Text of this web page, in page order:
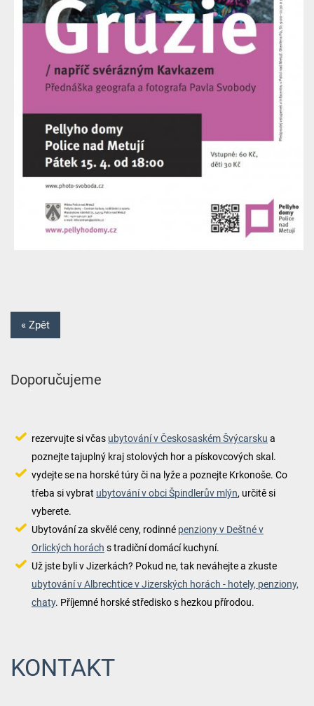
« Zpět
Doporučujeme
rezervujte si včas ubytování v Českosaském Švýcarsku a
poznejte tajuplný kraj stolových hor a pískovcových skal.
vydejte se na horské túry či na lyže a poznejte Krkonoše. Co
třeba si vybrat ubytování v obci Špindlerův mlýn, určitě si
vyberete.
Ubytování za skvělé ceny, rodinné penziony v Deštné v
Orlických horách s tradiční domácí kuchyní.
Už jste byli v Jizerkách? Pokud ne, tak neváhejte a zkuste
ubytování v Albrechtice v Jizerských horách - hotely, penziony,
chaty. Příjemné horské středisko s hezkou přírodou.
KONTAKT